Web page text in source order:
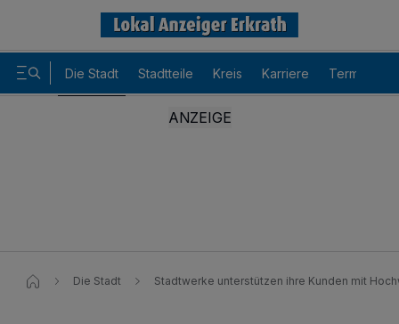
Die Stadt Stadtteile Kreis Karriere Termine
Die Stadt Stadtwerke unterstützen ihre Kunden mit